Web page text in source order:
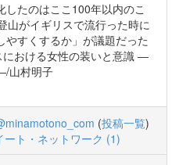
たのはここ100年以内のこ
山がイギリスで流行った時に
すくするか」が議題だった
おける女性の装いと意識 ―
山村明子
(投稿一覧)
ート・ネットワーク (1)